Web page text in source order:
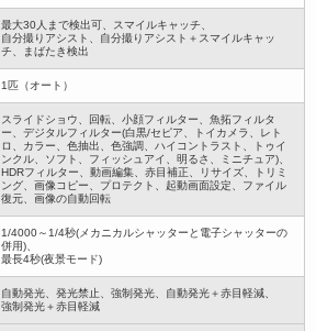
最大30人まで検出可、スマイルキャッチ、
自分撮りアシスト、自分撮りアシスト＋スマイルキャッ
チ、まばたき検出
1匹（オート）
スライドショウ、回転、小顔フィルター、魚拓フィルタ
ー、デジタルフィルター(白黒/セピア、トイカメラ、レト
ロ、カラー、色抽出、色強調、ハイコントラスト、トゥイ
ンクル、ソフト、フィッシュアイ、明るさ、ミニチュア)、
HDRフィルター、動画編集、赤目補正、リサイズ、トリミ
ング、画像コピー、プロテクト、起動画面設定、ファイル
復元、画像の自動回転
1/4000～1/4秒(メカニカルシャッターと電子シャッターの
併用)、
最長4秒(夜景モード)
自動発光、発光禁止、強制発光、自動発光＋赤目軽減、
強制発光＋赤目軽減